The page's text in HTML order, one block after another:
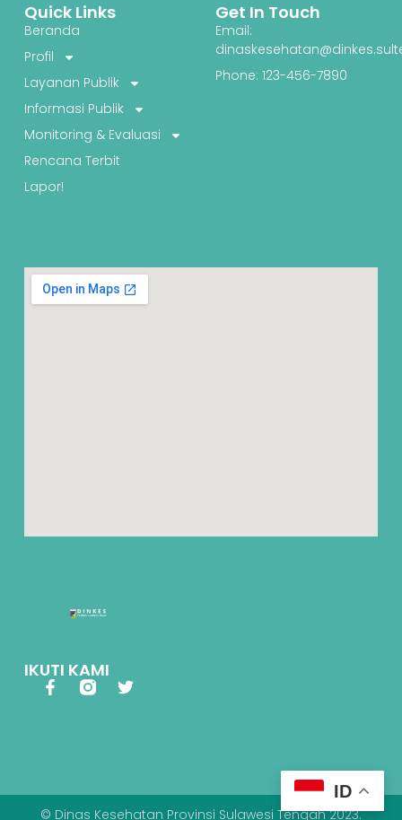
IKUTI KAMI
Quick Links
Beranda
Profil
Layanan Publik
Informasi Publik
Monitoring & Evaluasi
Rencana Terbit
Lapor!
Get In Touch
Email:
Phone: 123-456-7890
© Dinas Kesehatan Provinsi Sulawesi Tengah 2023.
ID